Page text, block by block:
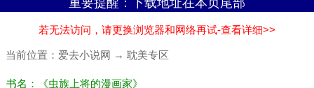
重要提醒：下载地址在本页尾部
若无法访问，请更换浏览器和网络再试-查看详细>>
当前位置： 爱去小说网 → 耽美专区
书名：《虫族上将的漫画家》